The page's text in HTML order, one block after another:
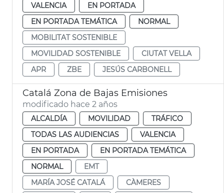
VALENCIA
EN PORTADA
EN PORTADA TEMÁTICA
NORMAL
MOBILITAT SOSTENIBLE
MOVILIDAD SOSTENIBLE
CIUTAT VELLA
APR
ZBE JESÚS CARBONELL
Catalá Zona de Bajas Emisiones
modificado hace 2 años
ALCALDÍA MOVILIDAD
TRÁFICO
TODAS LAS AUDIENCIAS
VALENCIA
EN PORTADA
EN PORTADA TEMÁTICA
NORMAL
EMT
MARÍA JOSÉ CATALÁ
CÀMERES